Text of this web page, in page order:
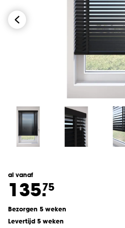
al vanaf
135.75
Bezorgen 5 weken
Levertijd 5 weken